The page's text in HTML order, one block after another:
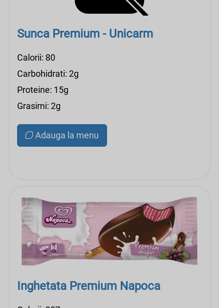
Sunca Premium - Unicarm
Calorii: 80
Carbohidrati: 2g
Proteine: 15g
Grasimi: 2g
Adauga la menu
Inghetata Premium Napoca